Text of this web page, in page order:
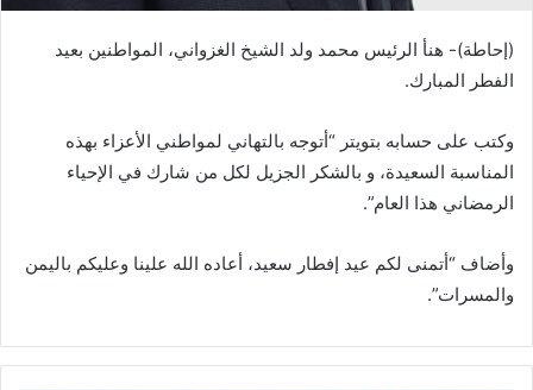
(إحاطة)- هنأ الرئيس محمد ولد الشيخ الغزواني، المواطنين بعيد
الفطر المبارك.
وكتب على حسابه بتويتر “أتوجه بالتهاني لمواطني الأعزاء بهذه
المناسبة السعيدة، و بالشكر الجزيل لكل من شارك في الإحياء
الرمضاني هذا العام”.
وأضاف “أتمنى لكم عيد إفطار سعيد، أعاده الله علينا وعليكم باليمن
والمسرات”.